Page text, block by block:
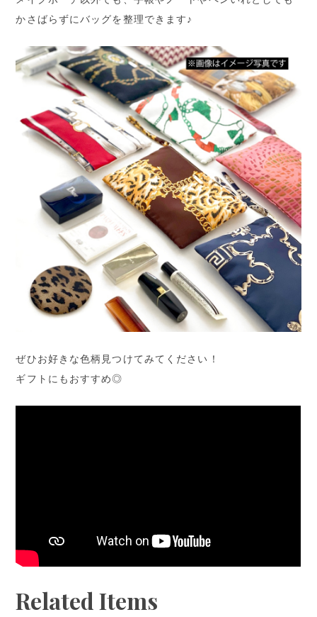
かさばらずにバッグを整理できます♪
ぜひお好きな色柄見つけてみてください！
ギフトにもおすすめ◎
Related Items